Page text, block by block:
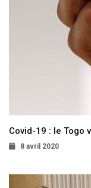
Covid-19 : le Togo
8 avril 2020